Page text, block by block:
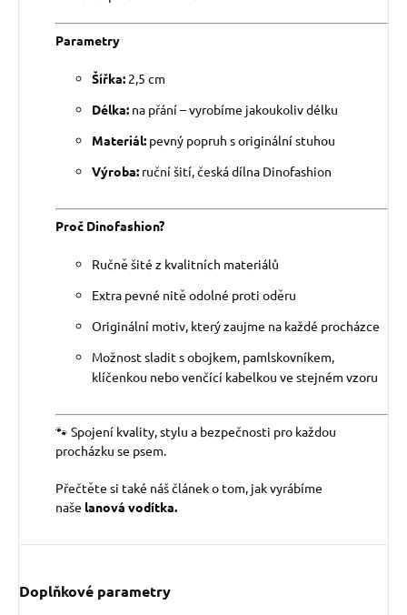
Parametry
Šířka: 2,5 cm
Délka: na přání – vyrobíme jakoukoliv délku
Materiál: pevný popruh s originální stuhou
Výroba: ruční šití, česká dílna Dinofashion
Proč Dinofashion?
Ručně šité z kvalitních materiálů
Extra pevné nitě odolné proti oděru
Originální motiv, který zaujme na každé procházce
Možnost sladit s obojkem, pamlskovníkem,
klíčenkou nebo venčící kabelkou ve stejném vzoru
🐾 Spojení kvality, stylu a bezpečnosti pro každou
procházku se psem.
Přečtěte si také náš článek o tom, jak vyrábíme
naše lanová vodítka.
Doplňkové parametry